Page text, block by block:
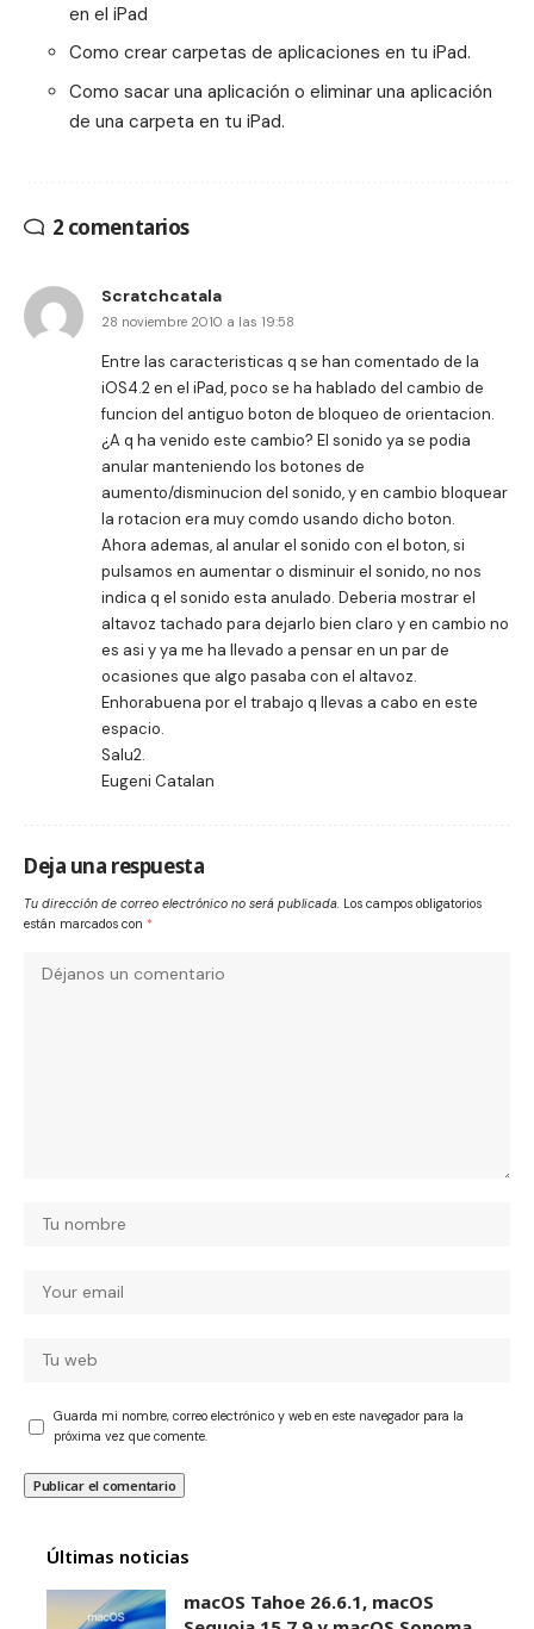
en el iPad
Como crear carpetas de aplicaciones en tu iPad.
Como sacar una aplicación o eliminar una aplicación
de una carpeta en tu iPad.
2 comentarios
Scratchcatala
28 noviembre 2010 a las 19:58
Entre las caracteristicas q se han comentado de la
iOS4.2 en el iPad, poco se ha hablado del cambio de
funcion del antiguo boton de bloqueo de orientacion.
¿A q ha venido este cambio? El sonido ya se podia
anular manteniendo los botones de
aumento/disminucion del sonido, y en cambio bloquear
la rotacion era muy comdo usando dicho boton.
Ahora ademas, al anular el sonido con el boton, si
pulsamos en aumentar o disminuir el sonido, no nos
indica q el sonido esta anulado. Deberia mostrar el
altavoz tachado para dejarlo bien claro y en cambio no
es asi y ya me ha llevado a pensar en un par de
ocasiones que algo pasaba con el altavoz.
Enhorabuena por el trabajo q llevas a cabo en este
espacio.
Salu2.
Eugeni Catalan
Deja una respuesta
Tu dirección de correo electrónico no será publicada. Los campos obligatorios
están marcados con *
Guarda mi nombre, correo electrónico y web en este navegador para la
próxima vez que comente.
Últimas noticias
macOS Tahoe 26.6.1, macOS